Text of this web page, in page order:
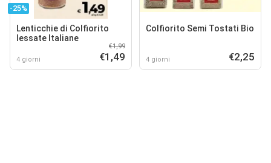
-25%
Lenticchie di Colfiorito
lessate Italiane
4 giorni
€1,99
€1,49
Colfiorito Semi Tostati Bio
4 giorni €2,25